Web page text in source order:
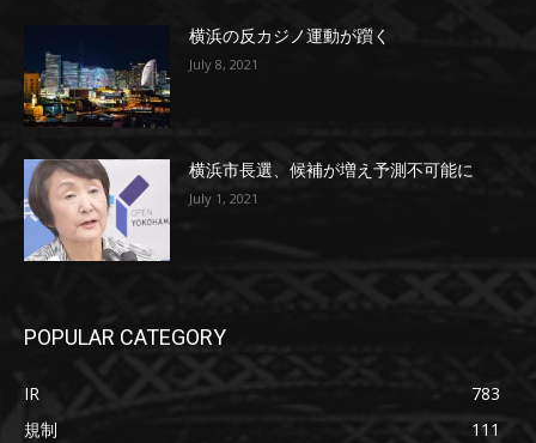
横浜の反カジノ運動が躓く
July 8, 2021
横浜市長選、候補が増え予測不可能に
July 1, 2021
POPULAR CATEGORY
IR
783
規制
111